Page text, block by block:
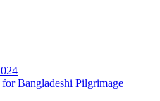
Bangladeshi Pilgrimage